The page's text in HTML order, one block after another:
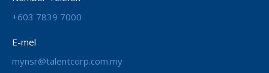
+603 7839 7000
E-mel
mynsr@talentcorp.com.my